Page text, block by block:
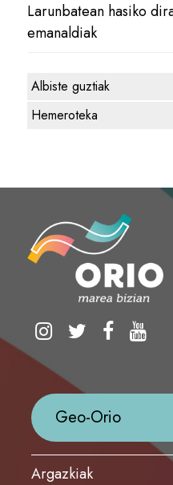
Larunbatean hasiko
emanaldiak
Albiste guztiak
Hemeroteka
Geo-Orio
Argazkiak